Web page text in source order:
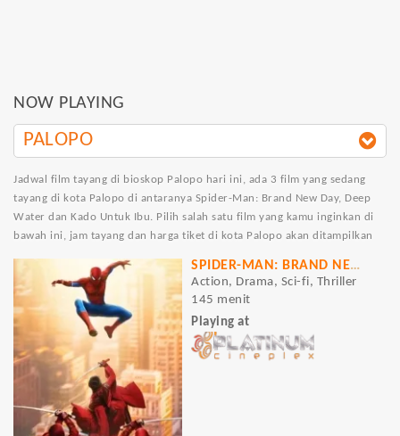
NOW PLAYING
PALOPO
Jadwal film tayang di bioskop Palopo hari ini, ada 3 film yang sedang
tayang di kota Palopo di antaranya Spider-Man: Brand New Day, Deep
Water dan Kado Untuk Ibu. Pilih salah satu film yang kamu inginkan di
bawah ini, jam tayang dan harga tiket di kota Palopo akan ditampilkan
SPIDER-MAN: BRAND NEW DAY
Action, Drama, Sci-fi, Thriller
145 menit
Playing at